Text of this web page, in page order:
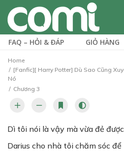
FAQ – HỎI & ĐÁP GIỎ HÀNG
Home
[Fanfic][ Harry Potter] Dù Sao Cũng
Nó
Chương 3
Dì tôi nói là vậy mà vừa đẻ
Darius cho nhà tôi chăm sóc